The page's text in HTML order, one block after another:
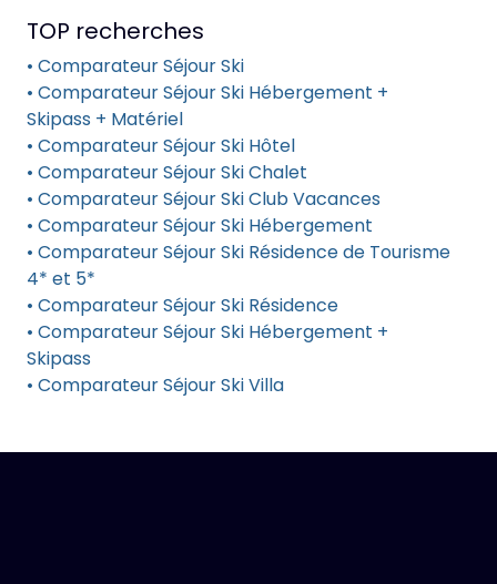
TOP recherches
• Comparateur Séjour Ski
• Comparateur Séjour Ski Hébergement +
Skipass + Matériel
• Comparateur Séjour Ski Hôtel
• Comparateur Séjour Ski Chalet
• Comparateur Séjour Ski Club Vacances
• Comparateur Séjour Ski Hébergement
• Comparateur Séjour Ski Résidence de Tourisme
4* et 5*
• Comparateur Séjour Ski Résidence
• Comparateur Séjour Ski Hébergement +
Skipass
• Comparateur Séjour Ski Villa